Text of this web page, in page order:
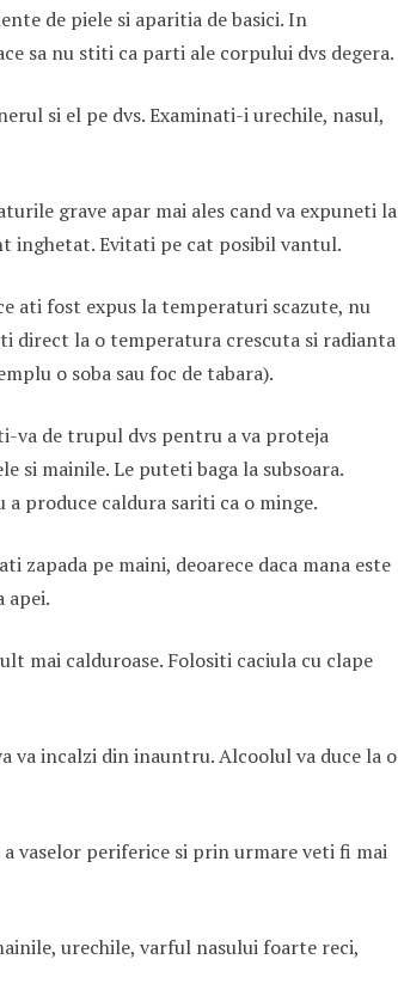
de piele si aparitia de basici. In
sa nu stiti ca parti ale corpului dvs degera.
si el pe dvs. Examinati-i urechile, nasul,
grave apar mai ales cand va expuneti la
inghetat. Evitati pe cat posibil vantul.
ati fost expus la temperaturi scazute, nu
direct la o temperatura crescuta si radianta
o soba sau foc de tabara).
va de trupul dvs pentru a va proteja
si mainile. Le puteti baga la subsoara.
a produce caldura sariti ca o minge.
zapada pe maini, deoarece daca mana este
apei.
mai calduroase. Folositi caciula cu clape
va incalzi din inauntru. Alcoolul va duce la o
vaselor periferice si prin urmare veti fi mai
urechile, varful nasului foarte reci,